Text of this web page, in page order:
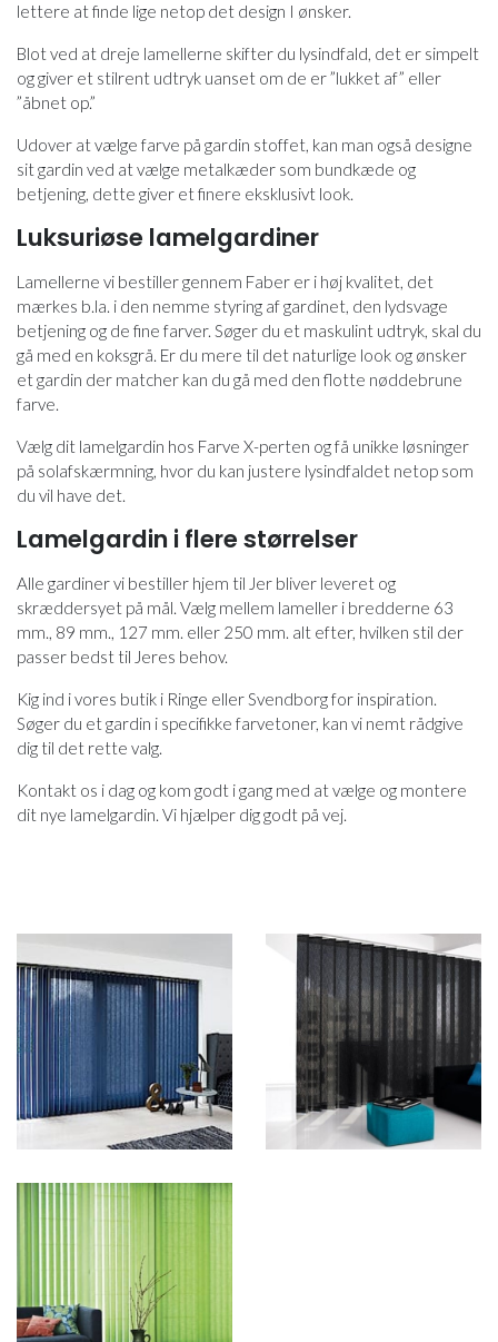
lettere at finde lige netop det design I ønsker.
Blot ved at dreje lamellerne skifter du lysindfald, det er simpelt
og giver et stilrent udtryk uanset om de er ”lukket af” eller
”åbnet op.”
Udover at vælge farve på gardin stoffet, kan man også designe
sit gardin ved at vælge metalkæder som bundkæde og
betjening, dette giver et finere eksklusivt look.
Luksuriøse lamelgardiner
Lamellerne vi bestiller gennem Faber er i høj kvalitet, det
mærkes b.la. i den nemme styring af gardinet, den lydsvage
betjening og de fine farver. Søger du et maskulint udtryk, skal du
gå med en koksgrå. Er du mere til det naturlige look og ønsker
et gardin der matcher kan du gå med den flotte nøddebrune
farve.
Vælg dit lamelgardin hos Farve X-perten og få unikke løsninger
på solafskærmning, hvor du kan justere lysindfaldet netop som
du vil have det.
Lamelgardin i flere størrelser
Alle gardiner vi bestiller hjem til Jer bliver leveret og
skræddersyet på mål. Vælg mellem lameller i bredderne 63
mm., 89 mm., 127 mm. eller 250 mm. alt efter, hvilken stil der
passer bedst til Jeres behov.
Kig ind i vores butik i Ringe eller Svendborg for inspiration.
Søger du et gardin i specifikke farvetoner, kan vi nemt rådgive
dig til det rette valg.
Kontakt os i dag og kom godt i gang med at vælge og montere
dit nye lamelgardin. Vi hjælper dig godt på vej.